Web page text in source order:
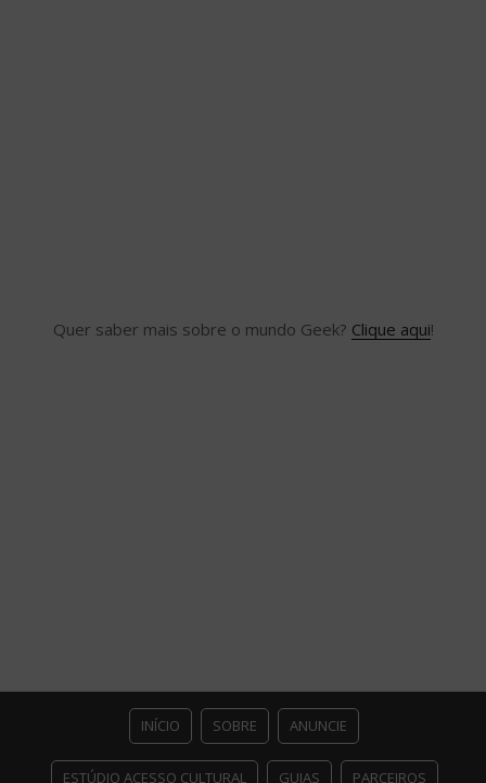
Quer saber mais sobre o mundo Geek? Clique aqui!
INÍCIO SOBRE ANUNCIE
ESTÚDIO ACESSO CULTURAL GUIAS PARCEIROS